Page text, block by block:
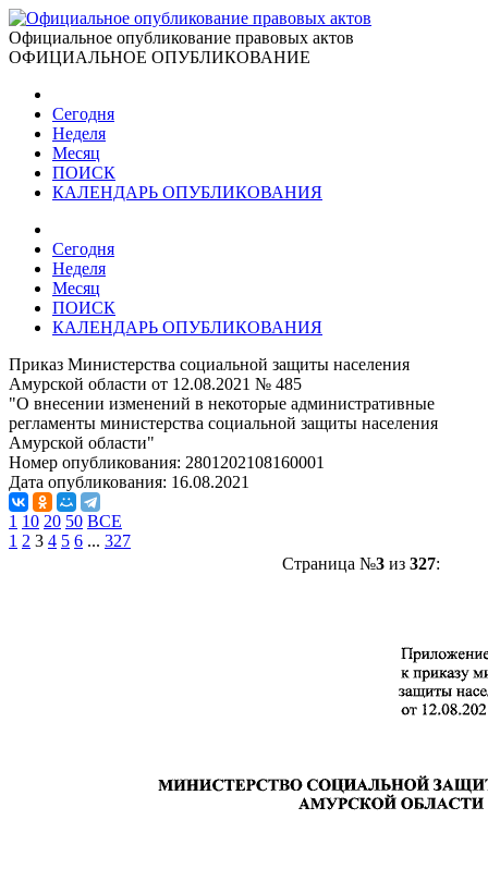
Официальное опубликование правовых актов
ОФИЦИАЛЬНОЕ ОПУБЛИКОВАНИЕ
Сегодня
Неделя
Месяц
ПОИСК
КАЛЕНДАРЬ ОПУБЛИКОВАНИЯ
Сегодня
Неделя
Месяц
ПОИСК
КАЛЕНДАРЬ ОПУБЛИКОВАНИЯ
Приказ Министерства социальной защиты населения
Амурской области от 12.08.2021 № 485
"О внесении изменений в некоторые административные
регламенты министерства социальной защиты населения
Амурской области"
Номер опубликования: 2801202108160001
Дата опубликования: 16.08.2021
1 10 20 50 ВСЕ
1 2 3 4 5 6 ... 327
Страница №3из 327: